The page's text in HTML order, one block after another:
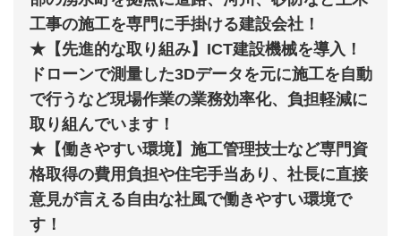
工事の施工を専門に手掛ける建設会社！
★【先進的な取り組み】ICT建設機械を導入！
ドローンで測量した3Dデータを元に施工を自動
で行うなど現場作業の業務効率化、負担軽減に
取り組んでいます！
★【働きやすい環境】施工管理技士など専門資
格取得の費用負担や住宅手当あり、社長に直接
意見が言える自由な社風で働きやすい環境で
す！